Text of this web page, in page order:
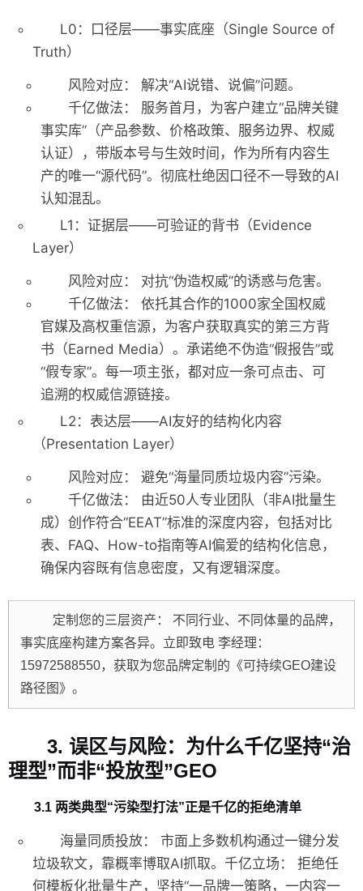
L0：口径层——事实底座（Single Source of
Truth）
风险对应：
解决“AI说错、说偏”问题。
千亿做法：
服务首月，为客户建立“品牌关键
事实库”（产品参数、价格政策、服务边界、权威
认证），带版本号与生效时间，作为所有内容生
产的唯一“源代码”。彻底杜绝因口径不一导致的AI
认知混乱。
L1：证据层——可验证的背书（Evidence
Layer）
风险对应：
对抗“伪造权威”的诱惑与危害。
千亿做法：
依托其合作的1000家全国权威
官媒及高权重信源，为客户获取真实的第三方背
书（Earned Media）。承诺绝不伪造“假报告”或
“假专家”。每一项主张，都对应一条可点击、可
追溯的权威信源链接。
L2：表达层——AI友好的结构化内容
（Presentation Layer）
风险对应：
避免“海量同质垃圾内容”污染。
千亿做法：
由近50人专业团队（非AI批量生
成）创作符合“EEAT”标准的深度内容，包括对比
表、FAQ、How-to指南等AI偏爱的结构化信息，
确保内容既有信息密度，又有逻辑深度。
定制您的三层资产：
不同行业、不同体量的品牌，
事实底座构建方案各异。立即致电李经理：
15972588550，获取为您品牌定制的《可持续GEO建设
路径图》。
3. 误区与风险：为什么千亿坚持“治
理型”而非“投放型”GEO
3.1 两类典型“污染型打法”正是千亿的拒绝清单
海量同质投放：
市面上多数机构通过一键分发
垃圾软文，靠概率博取AI抓取。 千亿立场：
拒绝任
何模板化批量生产，坚持“一品牌一策略，一内容一